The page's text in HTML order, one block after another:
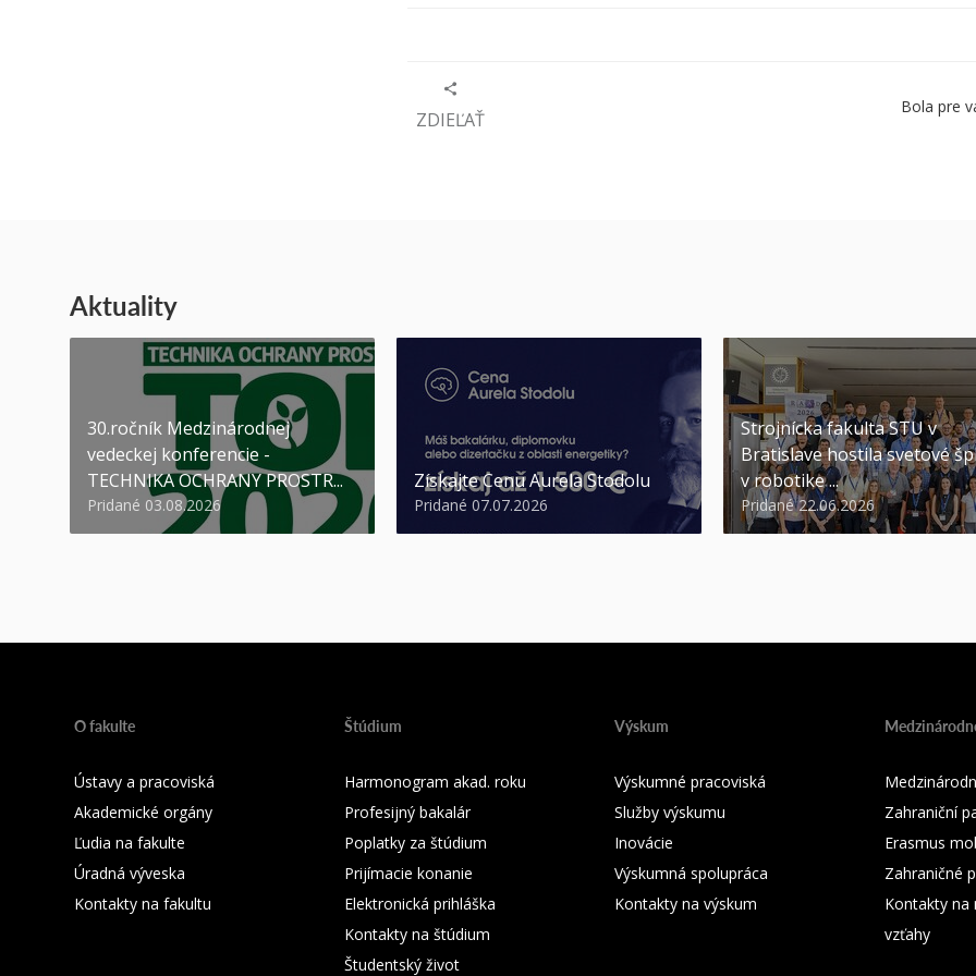
ZDIEĽAŤ
Bola pre
Aktuality
30.ročník Medzinárodnej
vedeckej konferencie -
TECHNIKA OCHRANY PROSTR...
Pridané 03.08.2026
Získajte Cenu Aurela Stodolu
Pridané 07.07.2026
Strojnícka fakulta STU v
Bratislave hostila svetové
v robotike ...
Pridané 22.06.2026
O fakulte
Ústavy a pracoviská
Akademické orgány
Ľudia na fakulte
Úradná výveska
Kontakty na fakultu
Štúdium
Harmonogram akad. roku
Profesijný bakalár
Poplatky za štúdium
Prijímacie konanie
Elektronická prihláška
Kontakty na štúdium
Študentský život
Výskum
Výskumné pracoviská
Služby výskumu
Inovácie
Výskumná spolupráca
Kontakty na výskum
Zahraniční
Erasmus
Zahraničné
Kontakty na
vzťahy